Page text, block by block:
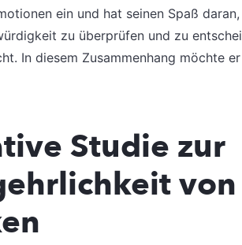
ein und hat seinen Spaß
zu überprüfen und zu
In diesem Zusammenhang möchte
Studie zur
von